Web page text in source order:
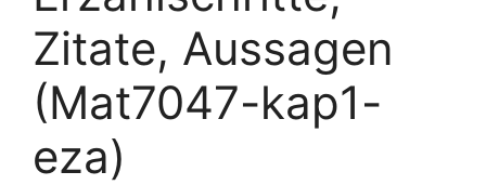
Zitate, Aussagen
(Mat7047-kap1-
eza)